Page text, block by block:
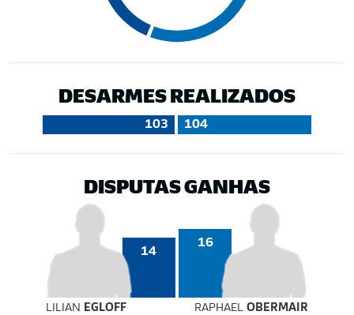
DESARMES REALIZADOS
103 104
DISPUTAS GANHAS
14
16
LILIAN EGLOFF RAPHAELOBERMAIR